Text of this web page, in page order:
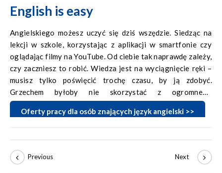
English is easy
Angielskiego możesz uczyć się dziś wszędzie. Siedząc na
lekcji w szkole, korzystając z aplikacji w smartfonie czy
oglądając filmy na YouTube. Od ciebie tak naprawdę zależy,
czy zaczniesz to robić. Wiedza jest na wyciągnięcie ręki –
musisz tylko poświęcić trochę czasu, by ją zdobyć.
Grzechem byłoby nie skorzystać z ogromnego
dobrodziejstwa współczesności, czyli z nieograniczonych
zasobów wiedzy z całego świata. Chcesz zdobyć więcej?
Oferty pracy dla osób znających język angielski >>